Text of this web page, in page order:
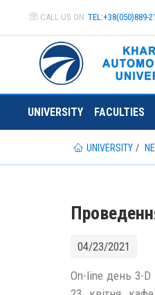
CALL US ON TEL:+38(050)889-
UNIVERSITY FACULTIES
UNIVERSITY
04/23/2021
Оn-line день 3-D